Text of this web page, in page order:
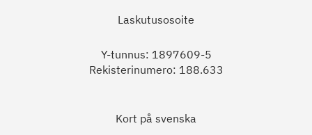
Laskutusosoite
Y-tunnus: 1897609-5
Rekisterinumero: 188.633
Kort på svenska